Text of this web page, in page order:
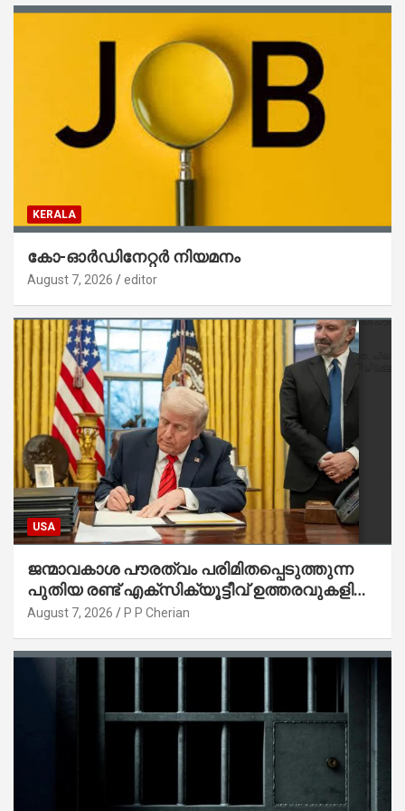
KERALA
കോ-ഓർഡിനേറ്റർ നിയമനം
August 7, 2026 editor
USA
ജന്മാവകാശ പൗരത്വം പരിമിതപ്പെടുത്തുന്ന
പുതിയ രണ്ട് എക്സിക്യൂട്ടീവ് ഉത്തരവുകളിൽ
ട്രംപ് ഒപ്പുവെച്ചു
August 7, 2026 P P Cherian